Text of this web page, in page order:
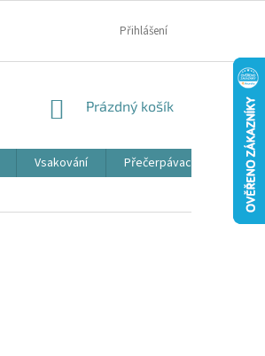
Přihlášení
NÁKUPNÍ
Prázdný košík
Vsakování Přečerpávací jímky